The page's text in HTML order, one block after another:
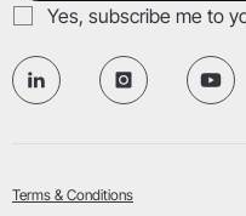
Yes, subscribe me to
Terms & Conditions